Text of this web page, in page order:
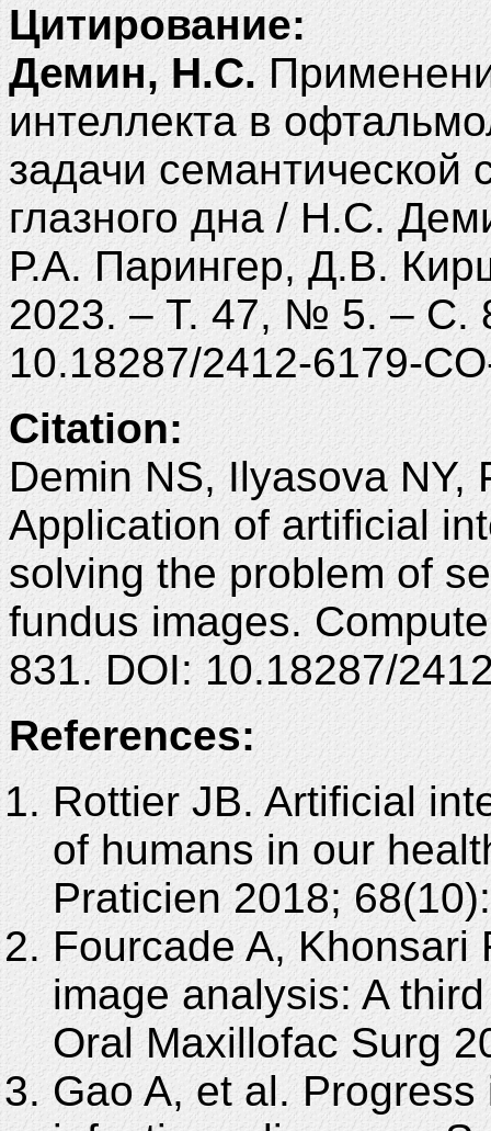
Цитирование:
Демин, Н.С.
интеллекта в
задачи семантической
глазного дна / Н.С.
Р.А. Парингер, Д.В.
2023. – Т. 47, № 5. – С.
10.18287/2412-6179-
Citation:
Demin NS, Ilyasova NY,
Application of artificial
solving the problem of
fundus images.
831. DOI: 10.18287/
References:
Rottier JB. Artificial
of humans in our
Praticien 2018;
Fourcade A, Khonsari
image analysis: A
Oral Maxillofac Surg
Gao A, et al.